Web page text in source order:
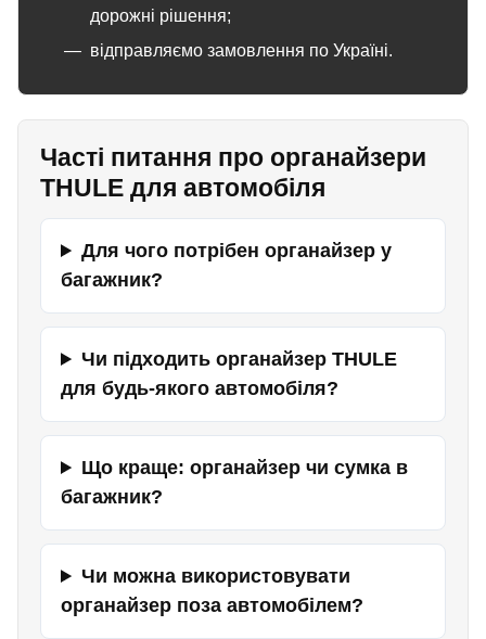
дорожні рішення;
відправляємо замовлення по Україні.
Часті питання про органайзери
THULE для автомобіля
Для чого потрібен органайзер у
багажник?
Чи підходить органайзер THULE
для будь-якого автомобіля?
Що краще: органайзер чи сумка в
багажник?
Чи можна використовувати
органайзер поза автомобілем?